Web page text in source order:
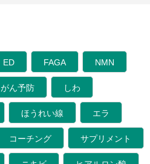
ED FAGA NMN
がん予防 しわ
ほうれい線 エラ
コーチング サプリメント